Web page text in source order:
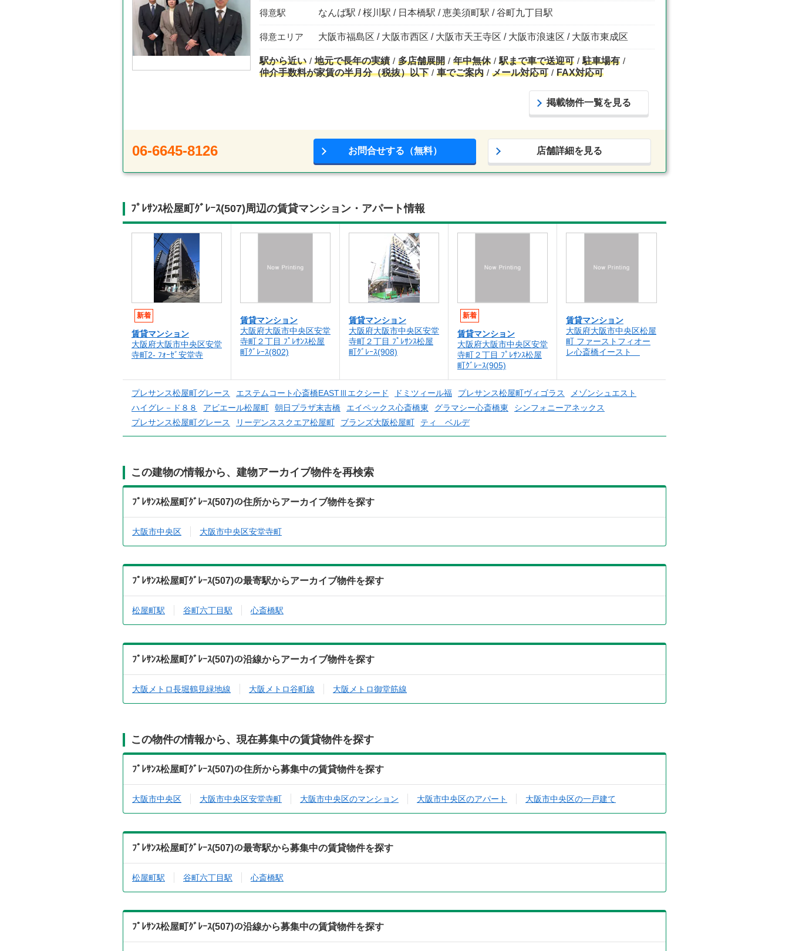
得意駅 なんば駅 / 桜川駅 / 日本橋駅 / 恵美須町駅 / 谷町九丁目駅
得意エリア 大阪市福島区 / 大阪市西区 / 大阪市天王寺区 / 大阪市浪速区 / 大阪市東成区
駅から近い 地元で長年の実績 多店舗展開 年中無休 駅まで車で送迎可
駐車場有
仲介手数料が家賃の半月分（税抜）以下
車でご案内 メール対応可 FAX対応可
掲載物件一覧を見る
06-6645-8126 お問合せする（無料） 店舗詳細を見る
ﾌﾟﾚｻﾝｽ松屋町ｸﾞﾚｰｽ(507)周辺の賃貸マンション・アパート情報
新着
賃貸マンション
大阪府大阪市中央区安堂
寺町2- ﾌｫｰｾﾞ安堂寺
賃貸マンション
大阪府大阪市中央区安堂
寺町２丁目 ﾌﾟﾚｻﾝｽ松屋
町ｸﾞﾚｰｽ(802)
賃貸マンション
大阪府大阪市中央区安堂
寺町２丁目 ﾌﾟﾚｻﾝｽ松屋
町ｸﾞﾚｰｽ(908)
新着
賃貸マンション
大阪府大阪市中央区安堂
寺町２丁目 ﾌﾟﾚｻﾝｽ松屋
町ｸﾞﾚｰｽ(905)
賃貸マンション
大阪府大阪市中央区松屋
町 ファーストフィオー
レ心斎橋イースト
プレサンス松屋町グレース エステムコート心斎橋EASTⅢエクシード ドミツィール福 プレサンス松屋町ヴィゴラス
メゾンシュエスト
ハイグレ－ド８８
アビエール松屋町 朝日プラザ末吉橋 エイペックス心斎橋東 グラマシー心斎橋東
シンフォニーアネックス
プレサンス松屋町グレース
リーデンススクエア松屋町 ブランズ大阪松屋町 ティ ベルデ
この建物の情報から、建物アーカイブ物件を再検索
ﾌﾟﾚｻﾝｽ松屋町ｸﾞﾚｰｽ(507)の住所からアーカイブ物件を探す
大阪市中央区 大阪市中央区安堂寺町
ﾌﾟﾚｻﾝｽ松屋町ｸﾞﾚｰｽ(507)の最寄駅からアーカイブ物件を探す
松屋町駅 谷町六丁目駅 心斎橋駅
ﾌﾟﾚｻﾝｽ松屋町ｸﾞﾚｰｽ(507)の沿線からアーカイブ物件を探す
大阪メトロ長堀鶴見緑地線 大阪メトロ谷町線 大阪メトロ御堂筋線
この物件の情報から、現在募集中の賃貸物件を探す
ﾌﾟﾚｻﾝｽ松屋町ｸﾞﾚｰｽ(507)の住所から募集中の賃貸物件を探す
大阪市中央区 大阪市中央区安堂寺町 大阪市中央区のマンション 大阪市中央区のアパート 大阪市中央区の一戸建て
ﾌﾟﾚｻﾝｽ松屋町ｸﾞﾚｰｽ(507)の最寄駅から募集中の賃貸物件を探す
松屋町駅 谷町六丁目駅 心斎橋駅
ﾌﾟﾚｻﾝｽ松屋町ｸﾞﾚｰｽ(507)の沿線から募集中の賃貸物件を探す